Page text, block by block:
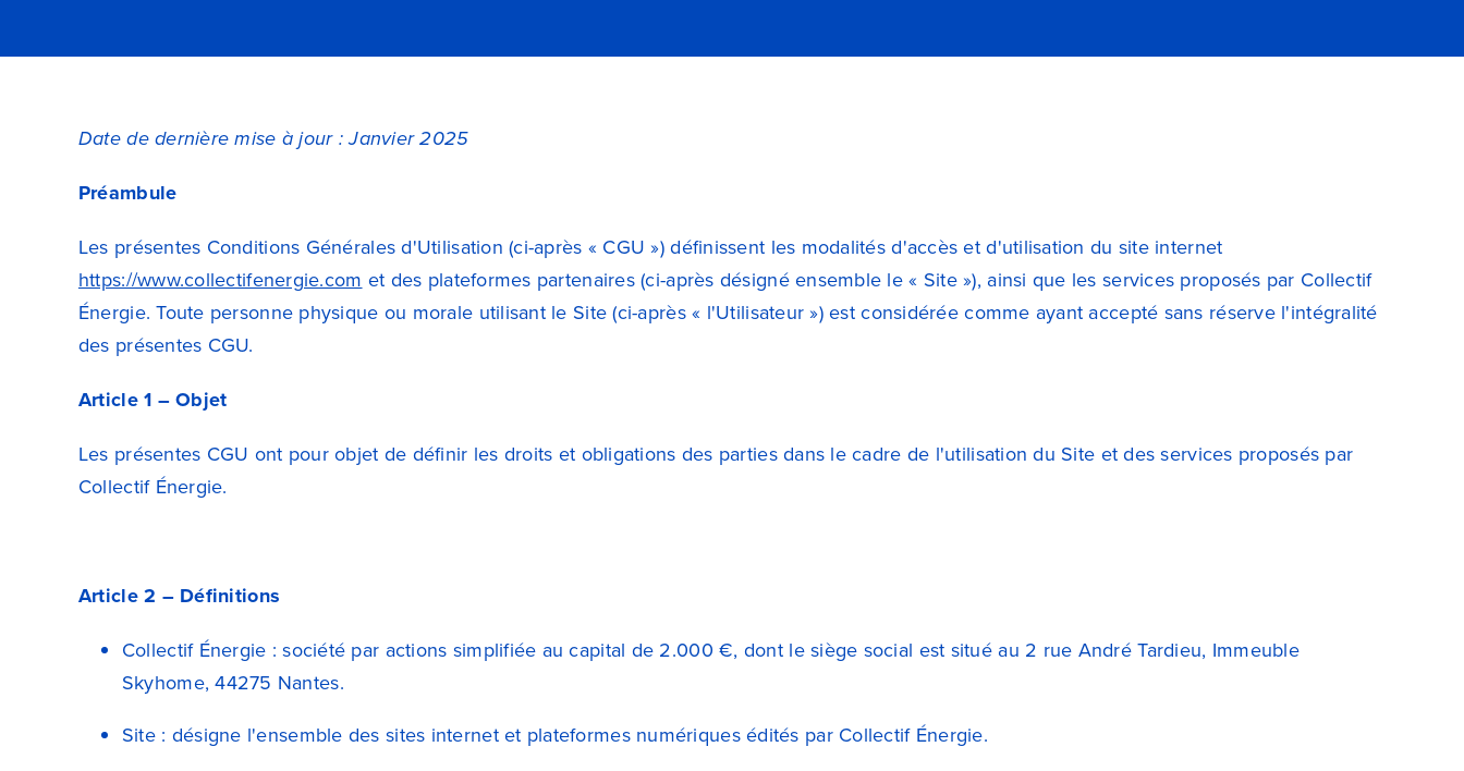
Date de dernière mise à jour : Janvier 2025
Préambule
Les présentes Conditions Générales d'Utilisation (ci-après « CGU ») définissent les modalités d'accès et d'utilisation du site internet
https://www.collectifenergie.com et des plateformes partenaires (ci-après désigné ensemble le « Site »), ainsi que les services proposés par Collectif
Énergie. Toute personne physique ou morale utilisant le Site (ci-après « l'Utilisateur ») est considérée comme ayant accepté sans réserve l'intégralité
des présentes CGU.
Article 1 – Objet
Les présentes CGU ont pour objet de définir les droits et obligations des parties dans le cadre de l'utilisation du Site et des services proposés par
Collectif Énergie.
Article 2 – Définitions
Collectif Énergie : société par actions simplifiée au capital de 2.000 €, dont le siège social est situé au 2 rue André Tardieu, Immeuble
Skyhome, 44275 Nantes.
Site : désigne l'ensemble des sites internet et plateformes numériques édités par Collectif Énergie.